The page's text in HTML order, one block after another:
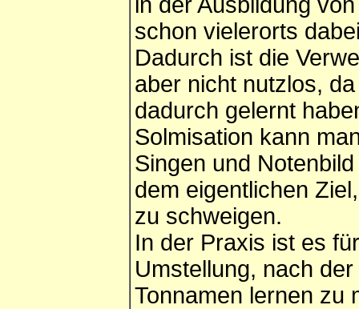
schon vielerorts
Dadurch ist die
aber nicht nutzlos,
dadurch gelernt
Solmisation kann
Singen und
dem eigentlichen
zu schweigen.
In der Praxis ist es
Umstellung, nach
Tonnamen lernen zu